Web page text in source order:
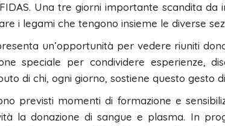
Una tre giorni importante scandita da
i legami che tengono insieme le diverse
un’opportunità per vedere riuniti
speciale per condividere esperienze,
di chi, ogni giorno, sostiene questo gesto
previsti momenti di formazione e
la donazione di sangue e plasma. In